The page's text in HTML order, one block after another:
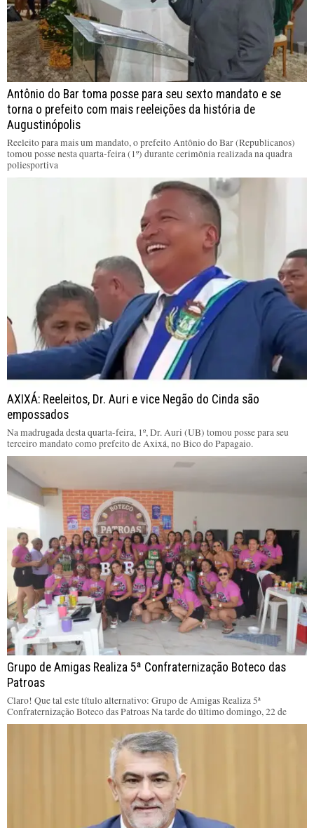
Antônio do Bar toma posse para seu sexto mandato e se
torna o prefeito com mais reeleições da história de
Augustinópolis
Reeleito para mais um mandato, o prefeito Antônio do Bar (Republicanos)
tomou posse nesta quarta-feira (1º) durante cerimônia realizada na quadra
poliesportiva
AXIXÁ: Reeleitos, Dr. Auri e vice Negão do Cinda são
empossados
Na madrugada desta quarta-feira, 1º, Dr. Auri (UB) tomou posse para seu
terceiro mandato como prefeito de Axixá, no Bico do Papagaio.
Grupo de Amigas Realiza 5ª Confraternização Boteco das
Patroas
Claro! Que tal este título alternativo: Grupo de Amigas Realiza 5ª
Confraternização Boteco das Patroas Na tarde do último domingo, 22 de